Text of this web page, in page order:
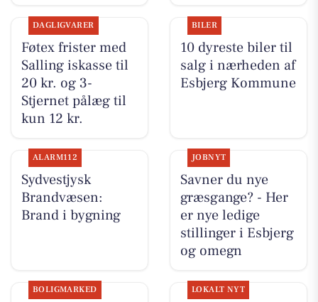
DAGLIGVARER
Føtex frister med
Salling iskasse til
20 kr. og 3-
Stjernet pålæg til
kun 12 kr.
BILER
10 dyreste biler til
salg i nærheden af
Esbjerg Kommune
ALARM112
Sydvestjysk
Brandvæsen:
Brand i bygning
JOBNYT
Savner du nye
græsgange? - Her
er nye ledige
stillinger i Esbjerg
og omegn
BOLIGMARKED LOKALT NYT